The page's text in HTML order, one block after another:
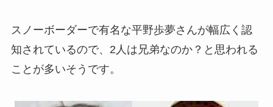
スノーボーダーで有名な平野歩夢さんが幅広く認
知されているので、2人は兄弟なのか？と思われる
ことが多いそうです。